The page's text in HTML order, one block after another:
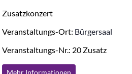
Zusatzkonzert
Veranstaltungs-Ort: Bürgersaal
Veranstaltungs-Nr.: 20 Zusatz
Mehr Informationen